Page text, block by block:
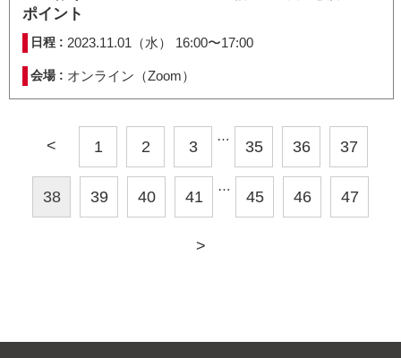
ポイント
日程 : 2023.11.01（水） 16:00〜17:00
会場 : オンライン（Zoom）
< 1 2 3
…
35 36 37
38 39 40 41
…
45 46 47
>